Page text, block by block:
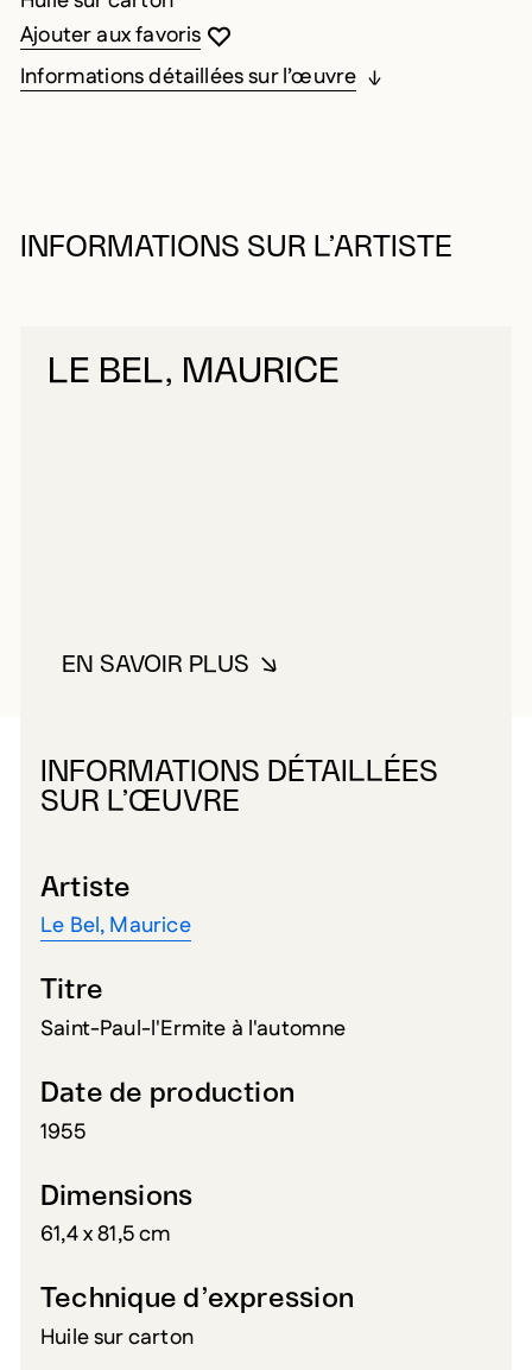
Vous devez être connecté pour ajouter
Fermer la modale
Ouvrir la modale
Ajouter aux favoris
Informations détaillées sur l’œuvre
INFORMATIONS SUR L’ARTISTE
LE BEL, MAURICE
EN SAVOIR PLUSÀ PROPOS DE LE BEL, MAURICE
INFORMATIONS DÉTAILLÉES
SUR L’ŒUVRE
Artiste
Le Bel, Maurice
Titre
Saint-Paul-l'Ermite à l'automne
Date de production
1955
Dimensions
61,4 x 81,5 cm
Technique d’expression
Huile sur carton